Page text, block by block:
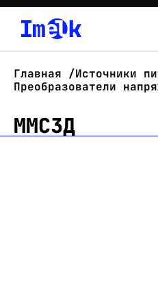
О
Главная
Источники
Преобразователи
ММС3Д